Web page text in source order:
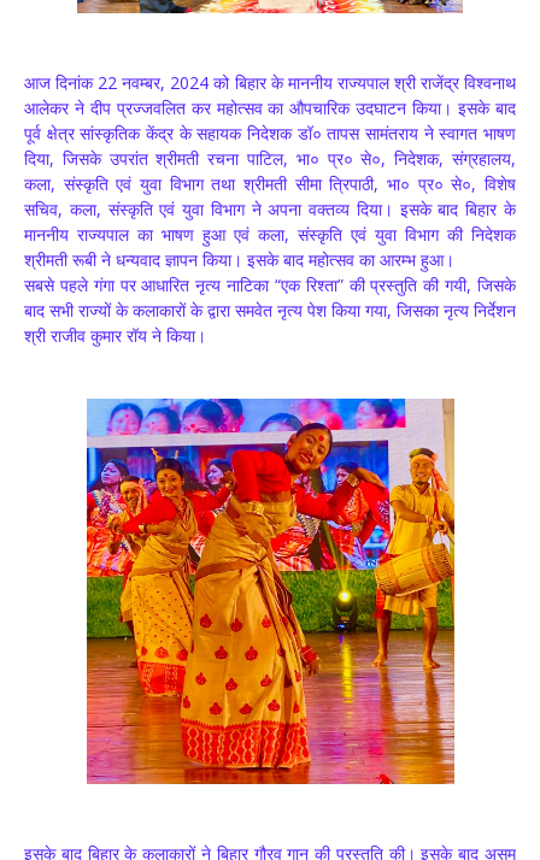
आज दिनांक 22 नवम्बर, 2024 को बिहार के माननीय राज्यपाल श्री राजेंद्र विश्वनाथ
आलेकर ने दीप प्रज्जवलित कर महोत्सव का औपचारिक उदघाटन किया। इसके बाद
पूर्व क्षेत्र सांस्कृतिक केंद्र के सहायक निदेशक डॉ० तापस सामंतराय ने स्वागत भाषण
दिया, जिसके उपरांत श्रीमती रचना पाटिल, भा० प्र० से०, निदेशक, संग्रहालय,
कला, संस्कृति एवं युवा विभाग तथा श्रीमती सीमा त्रिपाठी, भा० प्र० से०, विशेष
सचिव, कला, संस्कृति एवं युवा विभाग ने अपना वक्तव्य दिया। इसके बाद बिहार के
माननीय राज्यपाल का भाषण हुआ एवं कला, संस्कृति एवं युवा विभाग की निदेशक
श्रीमती रूबी ने धन्यवाद ज्ञापन किया। इसके बाद महोत्सव का आरम्भ हुआ।
सबसे पहले गंगा पर आधारित नृत्य नाटिका “एक रिश्ता” की प्रस्तुति की गयी, जिसके
बाद सभी राज्यों के कलाकारों के द्वारा समवेत नृत्य पेश किया गया, जिसका नृत्य निर्देशन
श्री राजीव कुमार रॉय ने किया।
इसके बाद बिहार के कलाकारों ने बिहार गौरव गान की प्रस्तुति की। इसके बाद असम